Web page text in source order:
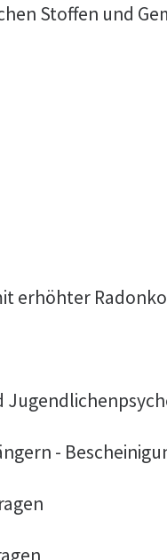
Stoffen und
erhöhter
-